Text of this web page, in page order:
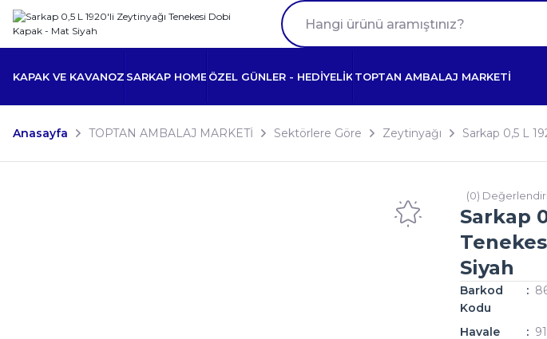
KAPAK VE KAVANOZ SARKAP HOME ÖZEL GÜNLER - HEDİYELİK TOPTAN AMBALAJ MARKETİ
Anasayfa TOPTAN AMBALAJ MARKETİ Sektörlere Göre Zeytinyağı Sarkap 0,5 L
(0)
Sarkap
Siyah
Barkod
Kodu
Havale